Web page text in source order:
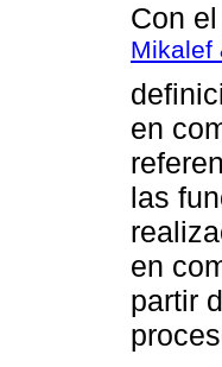
Con
Mikalef
en
las
en
partir